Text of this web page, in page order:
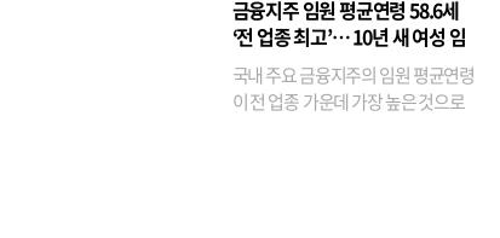
금융지주 임원 평균연령 58.6세
‘전 업종 최고’… 10년 새 여성 임
원은 14배 껑충
국내 주요 금융지주의 임원 평균연령
이 전 업종 가운데 가장 높은 것으로